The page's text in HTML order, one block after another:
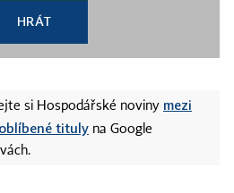
HRÁT
si Hospodářské noviny mezi
tituly na Google